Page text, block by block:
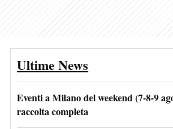
Ultime News
Eventi a Milano del weekend (7-8-9
raccolta completa